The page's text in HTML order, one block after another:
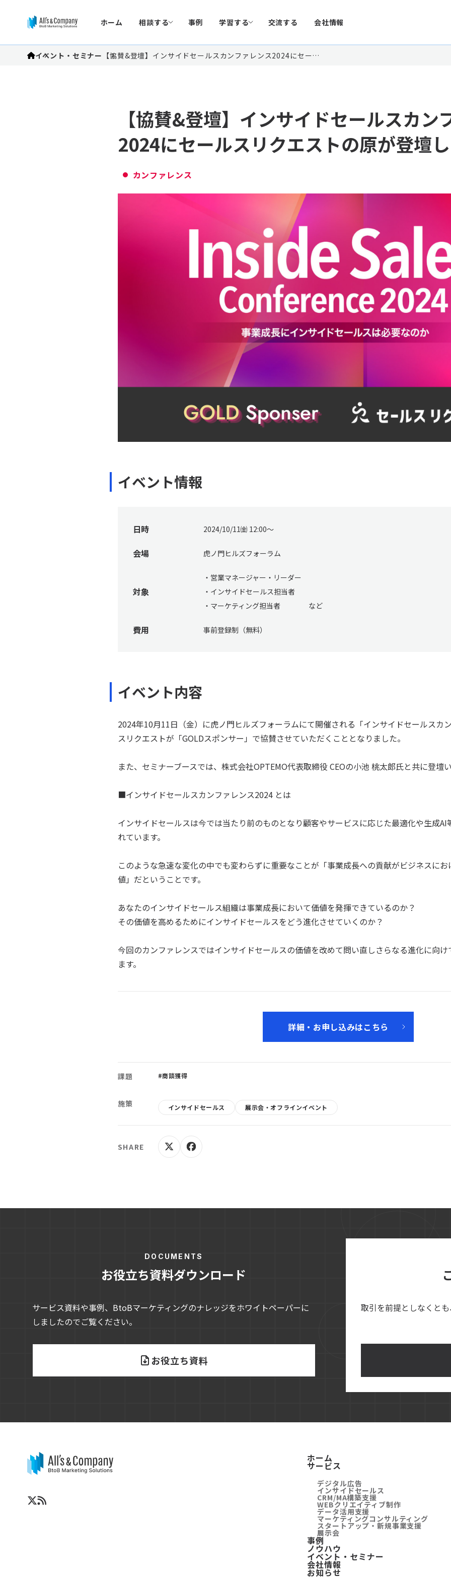
ホーム 相談する 事例 学習する 交流する 会社情報
イベント・セミナー 【協賛&登壇】インサイドセールスカンファレンス2024にセー…
【協賛&登壇】インサイドセールスカン
2024にセールスリクエストの原が登壇し
カンファレンス
イベント情報
日時 2024/10/11㈮ 12:00～
会場 虎ノ門ヒルズフォーラム
対象
・営業マネージャー・リーダー
・インサイドセールス担当者
・マーケティング担当者 など
費用 事前登録制（無料）
イベント内容
2024年10月11日（金）に虎ノ門ヒルズフォーラムにて開催される「インサイドセールスカ
スリクエストが「GOLDスポンサー」で協賛させていただくこととなりました。
また、セミナーブースでは、株式会社OPTEMO代表取締役 CEOの小池 桃太郎氏と共に登壇い
■インサイドセールスカンファレンス2024 とは
インサイドセールスは今では当たり前のものとなり顧客やサービスに応じた最適化や生成AI
れています。
このような急速な変化の中でも変わらずに重要なことが「事業成長への貢献がビジネスに
値」だということです。
あなたのインサイドセールス組織は事業成長において価値を発揮できているのか？
その価値を高めるためにインサイドセールスをどう進化させていくのか？
今回のカンファレンスではインサイドセールスの価値を改めて問い直しさらなる進化に向
ます。
詳細・お申し込みはこちら
課題 #商談獲得
施策 インサイドセールス 展示会・オフラインイベント
SHARE
DOCUMENTS
お役立ち資料ダウンロード
サービス資料や事例、BtoBマーケティングのナレッジをホワイトペーパーに
しましたのでご覧ください。
お役立ち資料
取引を前提としなくと
ホーム
サービス
デジタル広告
インサイドセールス
CRM/MA構築支援
WEBクリエイティブ制作
データ活用支援
マーケティングコンサルティング
スタートアップ・新規事業支援
展示会
事例
ノウハウ
イベント・セミナー
会社情報
お知らせ